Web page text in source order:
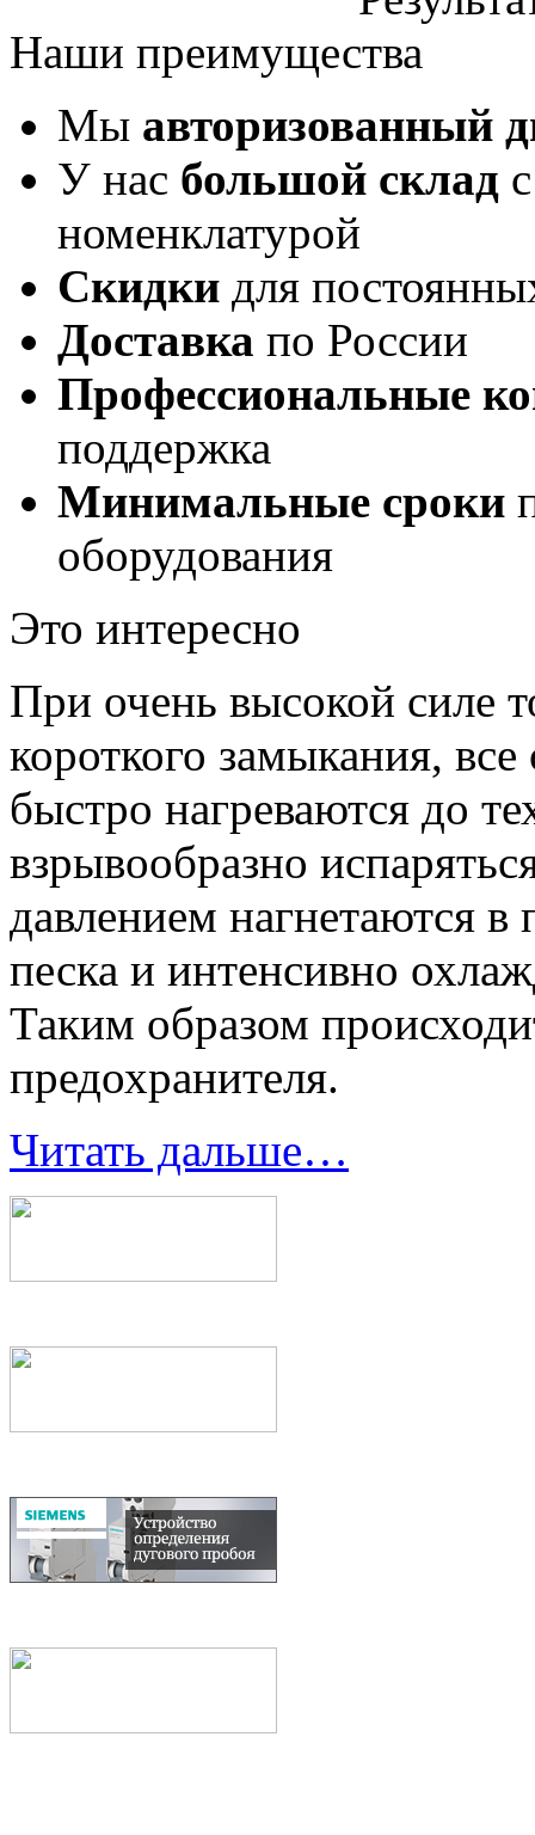
Наши преимущества
Мы авторизованный
У нас большой склад
номенклатурой
Скидки для
Доставка по России
Профессиональные
поддержка
Минимальные сроки
оборудования
Это интересно
При очень высокой силе
короткого замыкания,
быстро нагреваются до
взрывообразно
давлением нагнетаются
песка и интенсивно
Таким образом
предохранителя.
Читать дальше…